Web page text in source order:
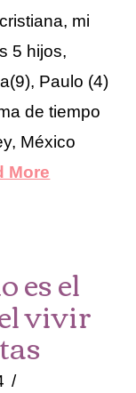
mi
5 hijos,
Paulo (4)
de tiempo
México
More
es el
vivir